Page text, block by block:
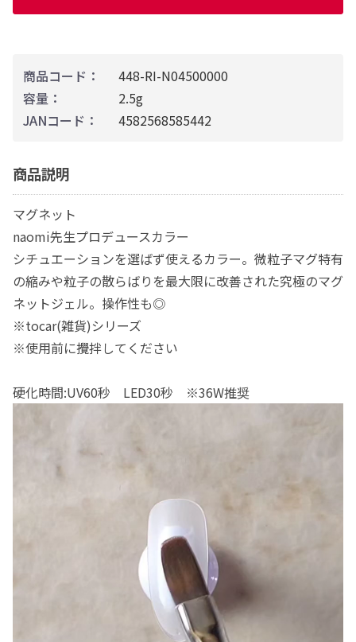
商品コード：
448-RI-N04500000
容量：
2.5g
JANコード：
4582568585442
商品説明
マグネット
naomi先生プロデュースカラー
シチュエーションを選ばず使えるカラー。微粒子マグ特有
の縮みや粒子の散らばりを最大限に改善された究極のマグ
ネットジェル。操作性も◎
※tocar(雑貨)シリーズ
※使用前に攪拌してください
硬化時間:UV60秒 LED30秒 ※36W推奨